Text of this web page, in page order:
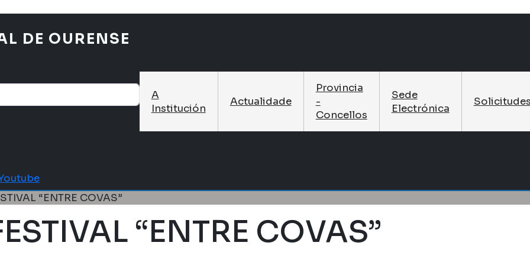
DE OURENSE
A
Institución
Actualidade
Provincia
-
Concellos
Sede
Electrónica
“ENTRE COVAS”
“ENTRE COVAS”